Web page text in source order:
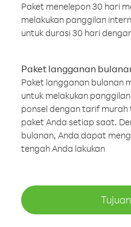
Paket menelepon 30 hari
melakukan panggilan
untuk durasi 30 hari
Paket langganan
Paket langganan bulanan
untuk melakukan
ponsel dengan tarif
paket Anda setiap saat.
bulanan, Anda dapat
tengah Anda lakukan